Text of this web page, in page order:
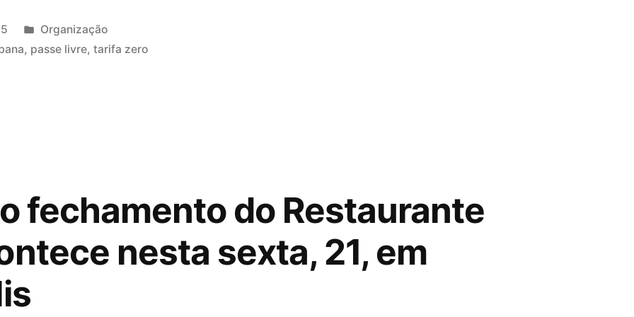
Publicado
em
Organização
, passe livre,tarifa zero
fechamento do Restaurante
nesta sexta, 21, em